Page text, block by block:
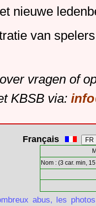
nieuwe
van
vragen of
KBSB via:
Français
Nom : (3 car. min,
abus, les